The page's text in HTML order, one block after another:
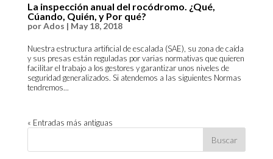
La inspección anual del rocódromo. ¿Qué,
Cúando, Quién, y Por qué?
porAdos | May 18, 2018
Nuestra estructura artificial de escalada (SAE), su zona de caída
y sus presas están reguladas por varias normativas que quieren
facilitar el trabajo a los gestores y garantizar unos niveles de
seguridad generalizados. Si atendemos a las siguientes Normas
tendremos...
« Entradas más antiguas